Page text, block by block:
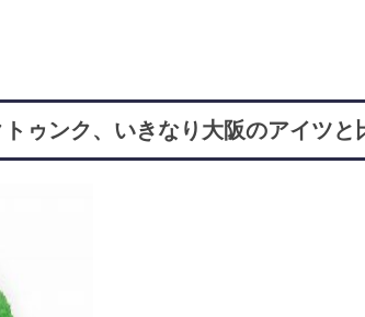
ゥンク、いきなり大阪のアイツと